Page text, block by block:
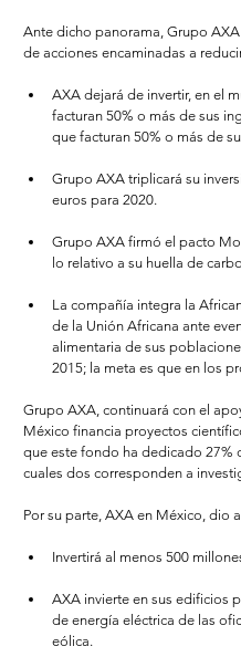
Ante dicho panorama, Grupo
de acciones encaminadas a
AXA dejará de invertir, en el
facturan 50% o más de sus
que facturan 50% o más de
Grupo AXA triplicará su
euros para 2020.
Grupo AXA firmó el pacto
lo relativo a su huella de
La compañía integra la
de la Unión Africana ante
alimentaria de sus
2015; la meta es que en los
Grupo AXA, continuará con el
México financia proyectos
que este fondo ha dedicado 27%
cuales dos corresponden a
Por su parte, AXA en México, dio
Invertirá al menos 500
AXA invierte en sus edificios
de energía eléctrica de las
eólica.